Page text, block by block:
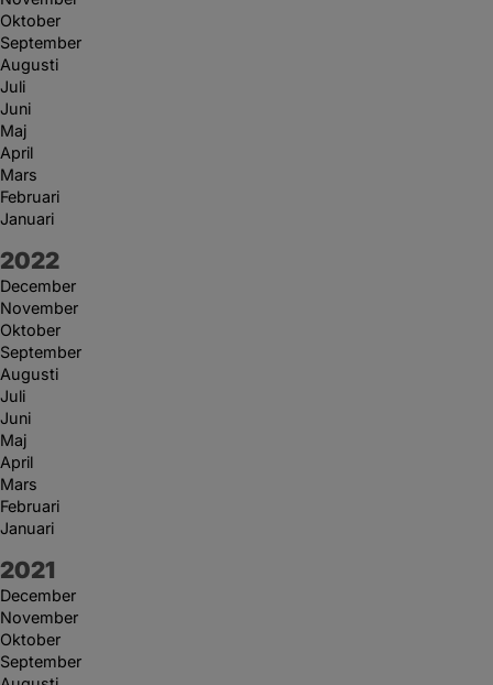
Oktober
September
Augusti
Juli
Juni
Maj
April
Mars
Februari
Januari
År:
2022
December
November
Oktober
September
Augusti
Juli
Juni
Maj
April
Mars
Februari
Januari
År:
2021
December
November
Oktober
September